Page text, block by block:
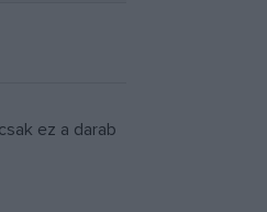
ez a darab